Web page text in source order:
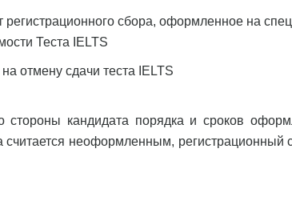
регистрационного сбора, оформленное на
Теста IELTS
отмену сдачи теста IELTS
стороны кандидата порядка и сроков
считается неоформленным, регистрационный